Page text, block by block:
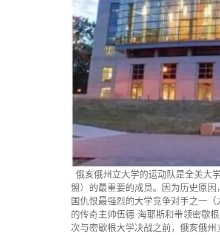
俄亥俄州立大学的运动队是全美大
盟）的最重要的成员。因为历史原
国仇恨最强烈的大学竞争对手之一
的传奇主帅伍德·海耶斯和带领密歇
次与密歇根大学决战之前，俄亥俄